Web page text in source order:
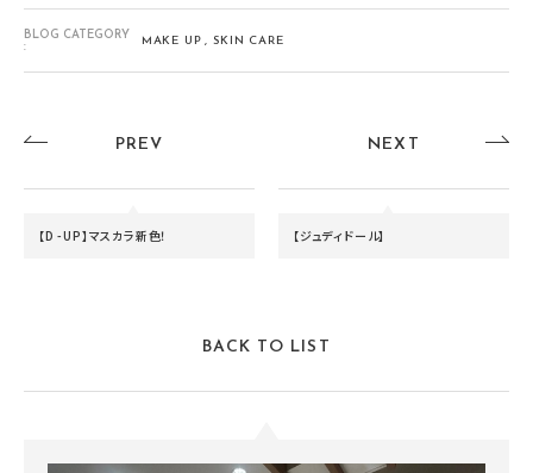
BLOG CATEGORY
:
MAKE UP SKIN CARE
PREV
【D -UP】マスカラ新色！
NEXT
【ジュディドール】
BACK TO LIST